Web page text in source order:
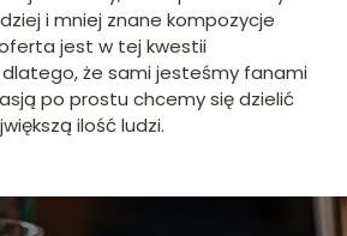
i mniej znane kompozycje
jest w tej kwestii
że sami jesteśmy fanami
po prostu chcemy się dzielić
ilość ludzi.